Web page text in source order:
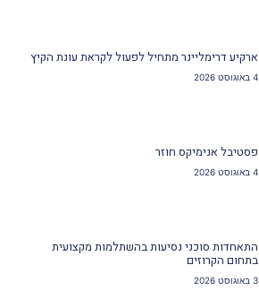
ארקיע דרימליינר מתחיל לפעול לקראת עונת הקיץ
4 באוגוסט 2026
פסטיבל אנימיקס חוזר
4 באוגוסט 2026
התאחדות סוכני נסיעות בהשתלמות מקצועית
בתחום הקרוזים
3 באוגוסט 2026